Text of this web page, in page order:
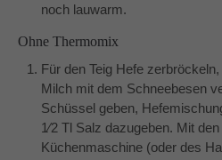
noch lauwarm.
Ohne Thermomix
Für den Teig Hefe
Milch mit dem Schneebesen
Schüssel geben,
1⁄2 Tl Salz dazugeben. Mit
Küchenmaschine (oder des